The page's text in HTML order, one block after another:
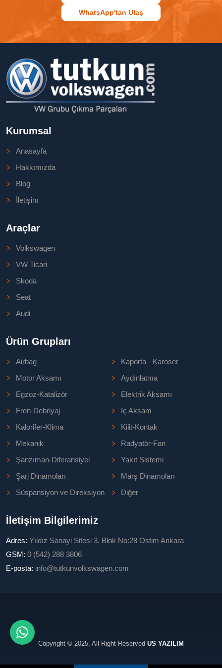
WhatsApp'tan Ulaş
Kurumsal
Anasayfa
Hakkımızda
Blog
İletişim
Araçlar
Volkswagen
VW Ticari
Skoda
Seat
Audi
Ürün Grupları
Airbag
Kaporta - Karoser
Motor Aksamı
Aydınlatma
Egzoz-Katalizör
Elektrik Aksamı
Fren-Debriyaj
İç Aksam
Kalorifer-Klima
Kilit-Kontak
Mekanik
Radyatör-Fan
Şanzıman-Diferansiyel
Yakıt Sistemi
Şarj Dinamoları
Marş Dinamoları
Süspansiyon ve Direksiyon
Diğer
İletişim Bilgilerimiz
Adres: Yıldız Sanayi Sitesi 3. Blok No:28 Ostim Ankara
GSM: 0 (542) 288 3806
E-posta: info@tutkunvolkswagen.com
Copyright © 2025, All Right Reserved US YAZILIM